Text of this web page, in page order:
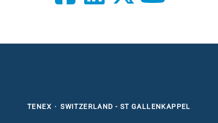
TENEX · SWITZERLAND - ST GALLENKAPPEL